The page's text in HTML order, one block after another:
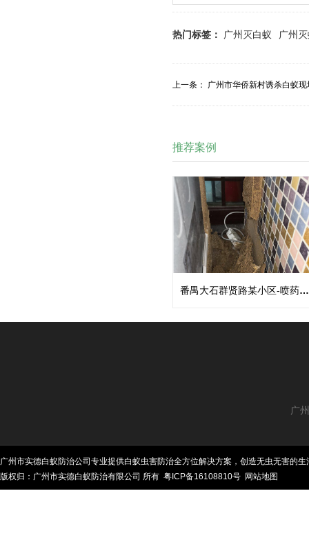
热门标签： 广州灭白蚁 广州
上一条： 广州市华侨新村诱杀白蚁现
推荐案例
番禺大石群贤路某小区-喷药灭杀白蚁
广
广州市实德白蚁防治公司专业提供白蚁虫害防治全方位解决方案，创造无虫无害的生
版权归：广州市实德白蚁防治有限公司 所有 粤ICP备16108810号 网站地图